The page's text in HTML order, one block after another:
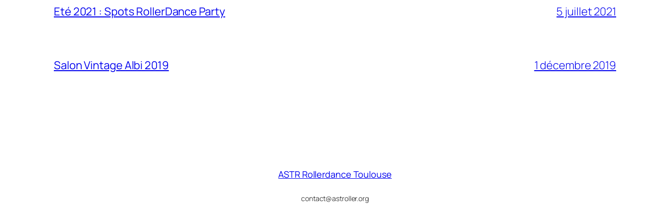
Eté 2021 : Spots RollerDance Party 5 juillet 2021
Salon Vintage Albi 2019 1 décembre 2019
ASTR Rollerdance Toulouse
contact@astroller.org